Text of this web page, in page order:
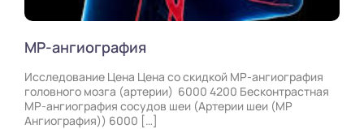
МР-ангиография
Исследование Цена Цена со скидкой МР-ангиография
головного мозга (артерии) 6000 4200 Бесконтрастная
МР-ангиография сосудов шеи (Артерии шеи (МР
Ангиография)) 6000 […]